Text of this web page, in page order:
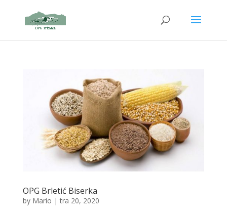
OPG Brletić Biserka
by Mario |tra 20, 2020